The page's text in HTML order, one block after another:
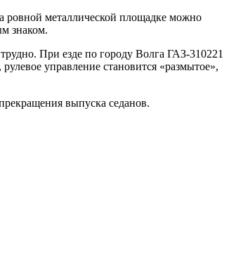
ровной металлической площадке можно
знаком.
При езде по городу Волга ГАЗ-310221
управление становится «размытое»,
выпуска седанов.